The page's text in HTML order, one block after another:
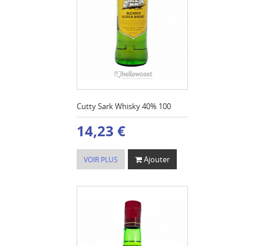
Cutty Sark Whisky 40% 100
14,23 €
VOIR PLUS Ajouter